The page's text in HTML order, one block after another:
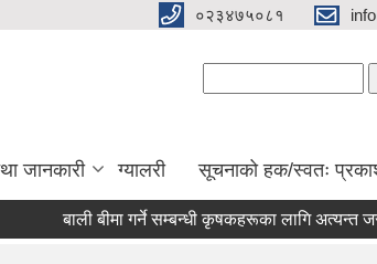
०२३४७५०८१
जानकारी ग्यालरी सूचनाको हक/स्वतः
बाली बीमा गर्ने सम्बन्धी कृषकहरूका लागि अत्यन्त